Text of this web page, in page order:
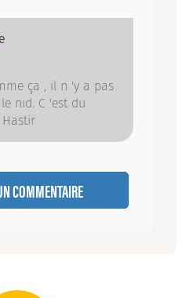
ça , il n 'y a pas
nid. C 'est du
Hastir
COMMENTAIRE